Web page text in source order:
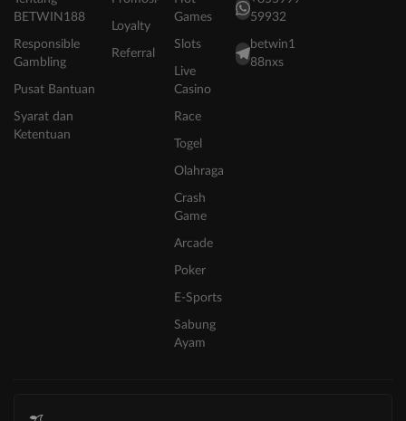
BETWIN188
Responsible
Gambling
Pusat Bantuan
Syarat dan
Ketentuan
Loyalty
Referral
Games
Slots
Live
Casino
Race
Togel
Olahraga
Crash
Game
Arcade
Poker
E-Sports
Sabung
Ayam
59932
betwin1
88nxs